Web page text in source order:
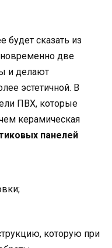
будет сказать из
две
и делают
эстетичной. В
ПВХ, которые
керамическая
панелей
которую при